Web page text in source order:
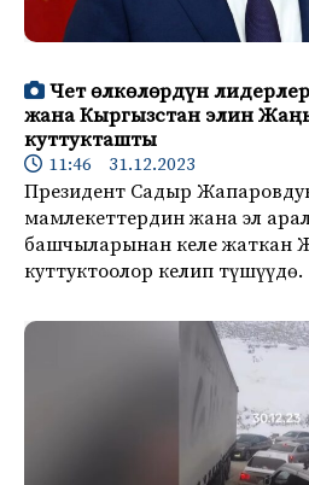
Чет өлкөлөрдүн
жана Кыргызстан элин
куттукташты
11:46 31.12.2023
Президент Садыр
мамлекеттердин жана эл
башчыларынан келе жаткан
куттуктоолор келип түшүүдө.